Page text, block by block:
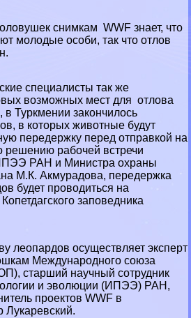
снимкам WWF знает, что
молодые особи, так что отлов
специалисты так же
возможных мест для отлова
Туркмении закончилось
в которых животные будут
передержку перед отправкой на
решению рабочей встречи
РАН и Министра охраны
М.К. Акмурадова, передержка
будет проводиться на
заповедника
леопардов осуществляет эксперт
Международного союза
старший научный сотрудник
и эволюции (ИПЭЭ) РАН,
проектов WWF в
Лукаревский.